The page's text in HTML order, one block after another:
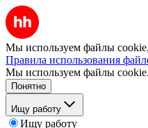
Мы используем файлы cookie,
Правила использования
Мы используем файлы cookie.
Понятно
Ищу работу
Ищу работу